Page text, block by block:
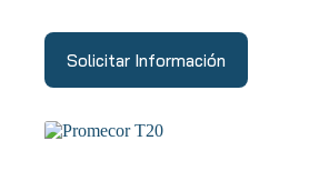
Solicitar Información